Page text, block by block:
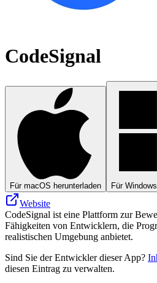
CodeSignal
Für macOS herunterladen Für
Website
CodeSignal ist eine Plattform zur
Fähigkeiten von Entwicklern, die
realistischen Umgebung anbietet.
Sind Sie der Entwickler dieser App?
diesen Eintrag zu verwalten.